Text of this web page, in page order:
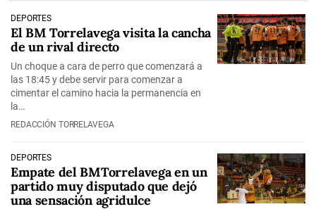
DEPORTES
El BM Torrelavega visita la cancha
de un rival directo
Un choque a cara de perro que comenzará a
las 18:45 y debe servir para comenzar a
cimentar el camino hacia la permanencia en
la…
REDACCIÓN TORRELAVEGA
DEPORTES
Empate del BMTorrelavega en un
partido muy disputado que dejó
una sensación agridulce